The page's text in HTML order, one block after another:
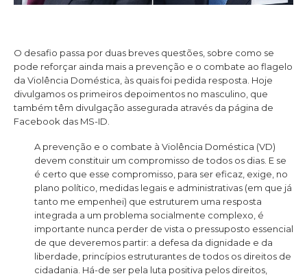
O desafio passa por duas breves questões, sobre como se
pode reforçar ainda mais a prevenção e o combate ao flagelo
da Violência Doméstica, às quais foi pedida resposta. Hoje
divulgamos os primeiros depoimentos no masculino, que
também têm divulgação assegurada através da página de
Facebook das MS-ID.
A prevenção e o combate à Violência Doméstica (VD)
devem constituir um compromisso de todos os dias. E se
é certo que esse compromisso, para ser eficaz, exige, no
plano político, medidas legais e administrativas (em que já
tanto me empenhei) que estruturem uma resposta
integrada a um problema socialmente complexo, é
importante nunca perder de vista o pressuposto essencial
de que deveremos partir: a defesa da dignidade e da
liberdade, princípios estruturantes de todos os direitos de
cidadania. Há-de ser pela luta positiva pelos direitos,